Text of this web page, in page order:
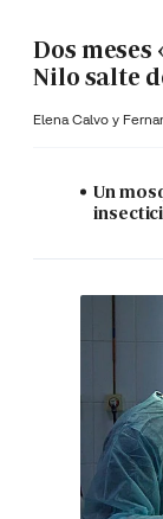
Dos
Nilo salte
Elena Calvo y
Un